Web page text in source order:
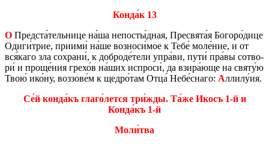
Конда́к 13
О Пред­ста́тель­ни­це на́ша непо­сты́дная, Пре­свя­та́я Бо­го­ро́дице
Одиги́трие, при­и­ми́ на́ше воз­но­си́мое к Тебе́ моле́ние, и от
вся́каго зла со­хра­ни́, к доб­ро­де́тели упра́ви, пути́ пра́вы со­тво­
ри́ и проще́ния грехо́в на́ших ис­про­си́, да взира́юще на святу́ю
Твою́ ико́ну, воз­зо­ве́м к щедро́там Отца́ Небе́снаго: Аллилу́ия.
Се́й конда́къ глаго́лется три́жды. Та́же Икосъ 1-й и
Конда́къ 1-й
Моли́тва